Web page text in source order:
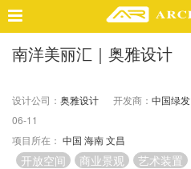
精选案例
景 观
视 频
南洋美丽汇｜奥雅设计
设计公司： 奥雅设计 开发商： 中国绿发
06-11
项目所在： 中国 海南文昌
开放空间 商业景观 艺术装置